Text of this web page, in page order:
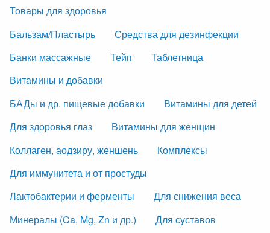
Товары для здоровья
Бальзам/Пластырь
Средства для дезинфекции
Банки массажные
Тейп
Таблетница
Витамины и добавки
БАДы и др. пищевые добавки
Витамины для детей
Для здоровья глаз
Витамины для женщин
Коллаген, аодзиру, женшень
Комплексы
Для иммунитета и от простуды
Лактобактерии и ферменты
Для снижения веса
Минералы (Ca, Mg, Zn и др.)
Для суставов